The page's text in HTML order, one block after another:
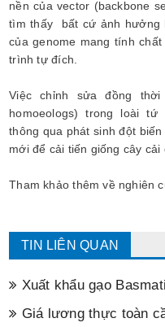
nền của vector (backbone
tìm thấy bất cứ ảnh hưởng
của genome mang tính
trình tự đích.
Việc chỉnh sửa đồng
homoeologs) trong loài tứ
thông qua phát sinh đột
mới để cải tiến giống cây cải
Tham khảo thêm về nghiên
TIN LIÊN QUAN
Xuất khẩu gạo
Giá lương thực toàn